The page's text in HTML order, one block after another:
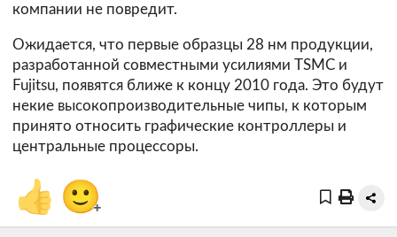
компании не повредит.
Ожидается, что первые образцы 28 нм продукции,
разработанной совместными усилиями TSMC и
Fujitsu, появятся ближе к концу 2010 года. Это будут
некие высокопроизводительные чипы, к которым
принято относить графические контроллеры и
центральные процессоры.
👍 🙂+